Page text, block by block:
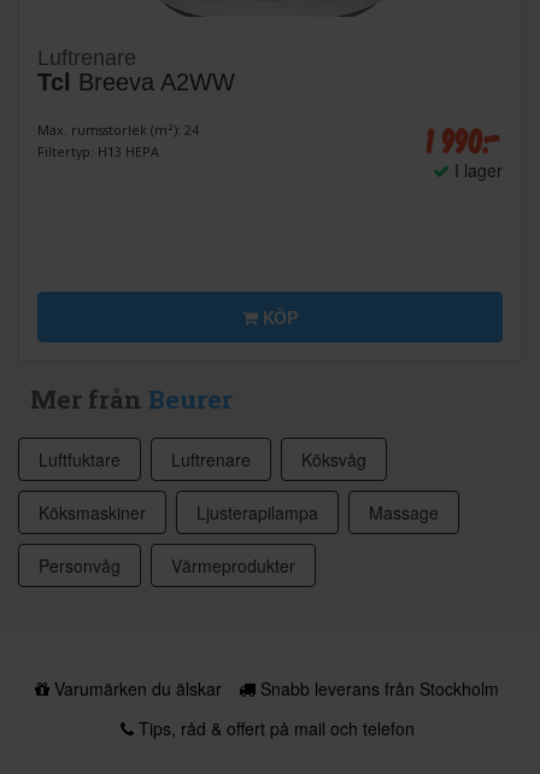
Luftrenare
Tcl Breeva A2WW
Max. rumsstorlek (m²): 24
Filtertyp: H13 HEPA
1 990:-
I lager
KÖP
Mer från Beurer
Luftfuktare Luftrenare Köksvåg
Köksmaskiner Ljusterapilampa Massage
Personvåg Värmeprodukter
Varumärken du älskar
Snabb leverans från Stockholm
Tips, råd & offert på mail och telefon